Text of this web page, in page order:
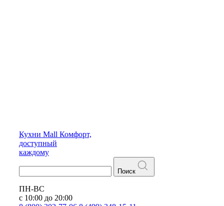
Кухни Mall Комфорт,
доступный
каждому
Поиск
ПН-ВС
с 10:00 до 20:00